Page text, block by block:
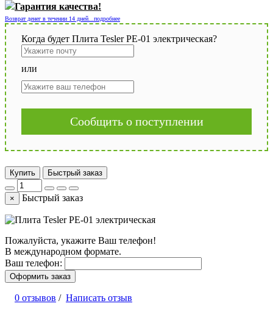
Гарантия качества!
Возврат денег в течении 14 дней...подробнее
Когда будет Плита Tesler PE-01 электрическая?
или
Сообщить о поступлении
Купить Быстрый заказ
× Быстрый заказ
Пожалуйста, укажите Ваш телефон!
В международном формате.
Ваш телефон:
Оформить заказ
0 отзывов / Написать отзыв